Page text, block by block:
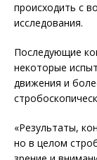
происходить с
исследования.
Последующие
некоторые
движения и
«Результаты,
но в целом